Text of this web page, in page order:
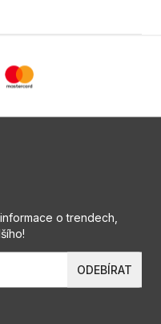
o trendech,
ODEBÍRAT